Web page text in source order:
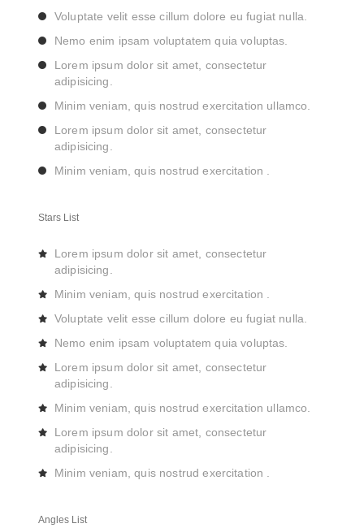
Voluptate velit esse cillum dolore eu fugiat nulla.
Nemo enim ipsam voluptatem quia voluptas.
Lorem ipsum dolor sit amet, consectetur
adipisicing.
Minim veniam, quis nostrud exercitation ullamco.
Lorem ipsum dolor sit amet, consectetur
adipisicing.
Minim veniam, quis nostrud exercitation .
Stars List
Lorem ipsum dolor sit amet, consectetur
adipisicing.
Minim veniam, quis nostrud exercitation .
Voluptate velit esse cillum dolore eu fugiat nulla.
Nemo enim ipsam voluptatem quia voluptas.
Lorem ipsum dolor sit amet, consectetur
adipisicing.
Minim veniam, quis nostrud exercitation ullamco.
Lorem ipsum dolor sit amet, consectetur
adipisicing.
Minim veniam, quis nostrud exercitation .
Angles List